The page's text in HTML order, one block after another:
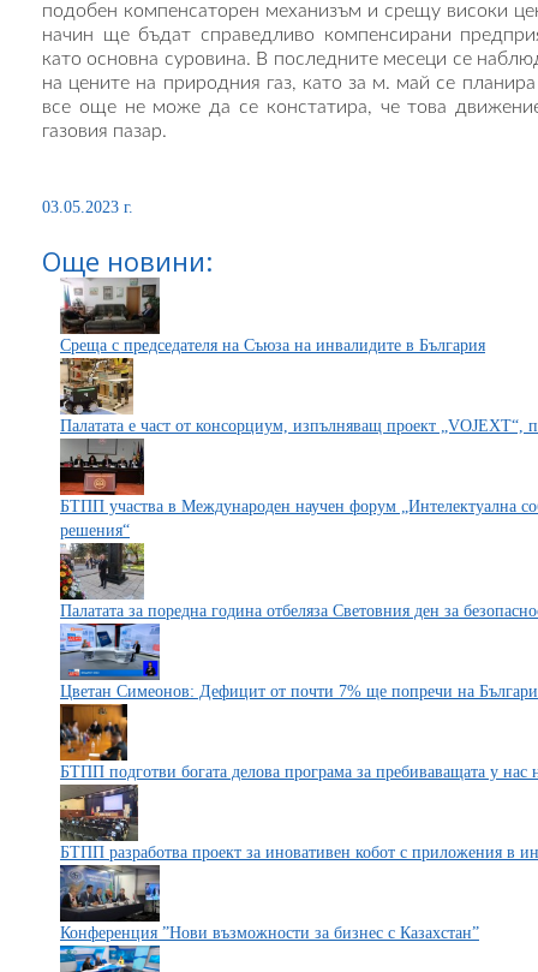
подобен компенсаторен механизъм и срещу високи
начин ще бъдат справедливо компенсирани
като основна суровина. В последните месеци се
на цените на природния газ, като за м. май се
все още не може да се констатира, че това
газовия пазар.
03.05.2023 г.
Още новини:
Среща с председателя на Съюза на инвалидите в България
Палатата е част от консорциум, изпълняващ проект „VOJEXT“,
БТПП участва в Международен научен форум „Интелектуална
решения“
Палатата за поредна година отбеляза Световния ден за
Цветан Симеонов: Дефицит от почти 7% ще попречи на
БТПП подготви богата делова програма за пребиваващата у нас
БТПП разработва проект за иновативен кобот с приложения в
Конференция ”Нови възможности за бизнес с Казахстан”